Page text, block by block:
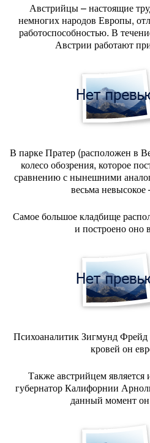
Австрийцы – настоящие
немногих народов Европы,
работоспособностью. В
Австрии работают
В парке Пратер (расположен в
колесо обозрения, которое
сравнению с нынешними
весьма
Самое большое кладбище
и построено оно
Психоаналитик Зигмунд Фрейд
кровей он
Также австрийцем
губернатор Калифорнии
данный момент